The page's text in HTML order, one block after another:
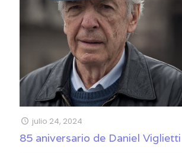
julio 24, 2024
85 aniversario de Daniel Viglietti